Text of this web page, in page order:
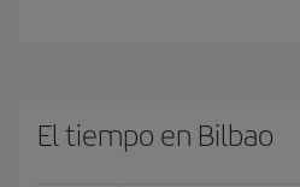
El tiempo en Bilbao